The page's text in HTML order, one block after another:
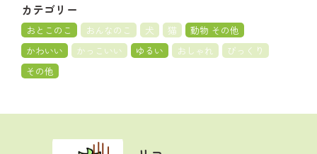
カテゴリー
おとこのこ おんなのこ 犬 猫
動物 その他
かわいい
かっこいい ゆるい おしゃれ
びっくり
その他